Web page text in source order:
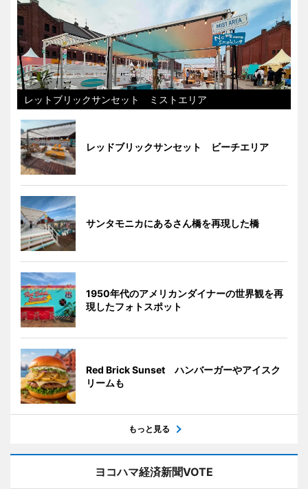
レットブリックサンセット ミストエリア
レッドブリックサンセット ビーチエリア
サンタモニカにあるさん橋を再現した橋
1950年代のアメリカンダイナーの世界観を再
現したフォトスポット
Red Brick Sunset ハンバーガーやアイスク
リームも
もっと見る
ヨコハマ経済新聞VOTE